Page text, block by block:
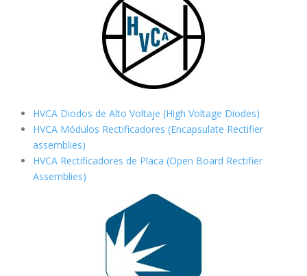
HVCA Diodos de Alto Voltaje (High Voltage Diodes)
HVCA Módulos Rectificadores (Encapsulate Rectifier
assemblies)
HVCA Rectificadores de Placa (Open Board Rectifier
Assemblies)